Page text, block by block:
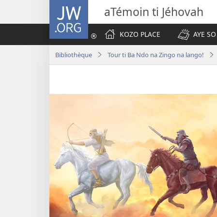
JW.ORG aTémoin ti Jéhovah
KOZO PLACE
AYE
Bibliothèque Tour ti Ba Ndo na Zingo na lango!